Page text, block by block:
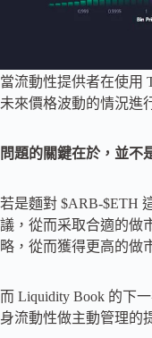
當流動性提供者在使用
未來價格波動的情況進
問題的關鍵在於，並不
若是麵對 $ARB-$ETH
議，從而采取合適的做
略，從而獲得更高的做
而 Liquidity Book 的下
身流動性做主動管理的